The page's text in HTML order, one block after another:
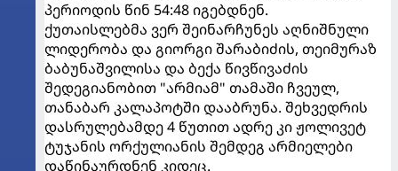
პერიოდის წინ 54:48 იგებდნენ.
ქუთაისლებმა ვერ შეინარჩუნეს აღნიშნული
ლიდერობა და გიორგი შარაბიძის, თეიმურაზ
ბაბუნაშვილისა და ბექა წივწივაძის
შედეგიანობით "არმიამ" თამაში ჩვეულ,
თანაბარ კალაპოტში დააბრუნა. შეხვედრის
დასრულებამდე 4 წუთით ადრე კი ჟოლივეტ
ტუჯანის ორქულიანის შემდეგ არმიელები
დაწინაურდნენ კიდეც.